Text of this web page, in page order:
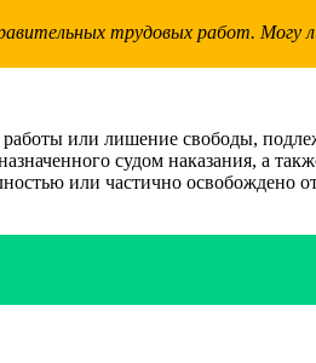
трудовых работ. Могу
или лишение свободы,
судом наказания, а
или частично освобождено